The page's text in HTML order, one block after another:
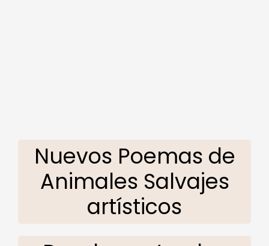
Nuevos Poemas de
Animales Salvajes
artísticos